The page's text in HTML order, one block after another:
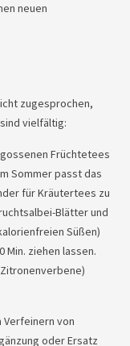
neuen
zugesprochen,
vielfältig:
Früchtetees
Sommer passt das
für Kräutertees zu
Blätter und
Süßen)
Min. ziehen lassen.
Verfeinern von
oder Ersatz